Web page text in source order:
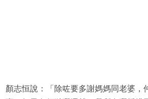
顏志恒說：「除咗要多謝媽媽同老婆，